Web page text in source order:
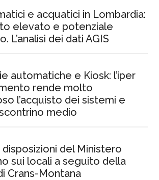
e acquatici in Lombardia:
elevato e potenziale
L’analisi dei dati AGIS
automatiche e Kiosk: l’iper
rende molto
l’acquisto dei sistemi e
medio
del Ministero
sui locali a seguito della
Crans-Montana